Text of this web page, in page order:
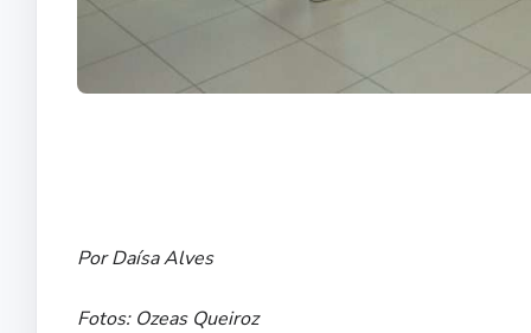
Por Daísa Alves
Fotos: Ozeas Queiroz